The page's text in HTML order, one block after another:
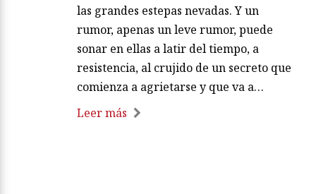
las grandes estepas nevadas. Y un
rumor, apenas un leve rumor, puede
sonar en ellas a latir del tiempo, a
resistencia, al crujido de un secreto que
comienza a agrietarse y que va a…
Leer más